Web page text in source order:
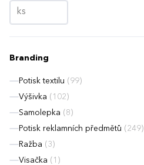
Branding
Potisk textilu (99)
Výšivka (102)
Samolepka (8)
Potisk reklamních předmětů (249)
Ražba (3)
Visačka (1)